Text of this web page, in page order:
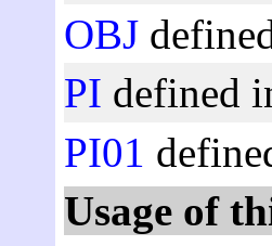
OBJ
PI defined
PI01
Usage of